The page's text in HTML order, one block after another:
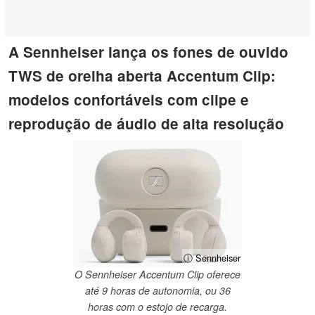
A Sennheiser lança os fones de ouvido
TWS de orelha aberta Accentum Clip:
modelos confortáveis com clipe e
reprodução de áudio de alta resolução
ⓘ Sennheiser
O Sennheiser Accentum Clip oferece
até 9 horas de autonomia, ou 36
horas com o estojo de recarga.